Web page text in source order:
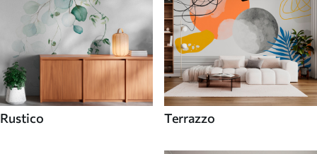
Rustico Terrazzo